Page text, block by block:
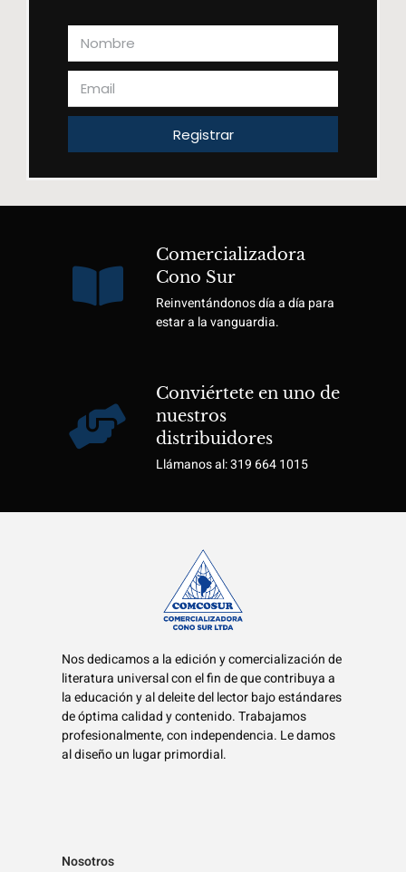
Registrar
Comercializadora
Cono Sur
Reinventándonos día a día para
estar a la vanguardia.
Conviértete en uno de
nuestros
distribuidores
Llámanos al: 319 664 1015
Nos dedicamos a la edición y comercialización de
literatura universal con el fin de que contribuya a
la educación y al deleite del lector bajo estándares
de óptima calidad y contenido. Trabajamos
profesionalmente, con independencia. Le damos
al diseño un lugar primordial.
Nosotros